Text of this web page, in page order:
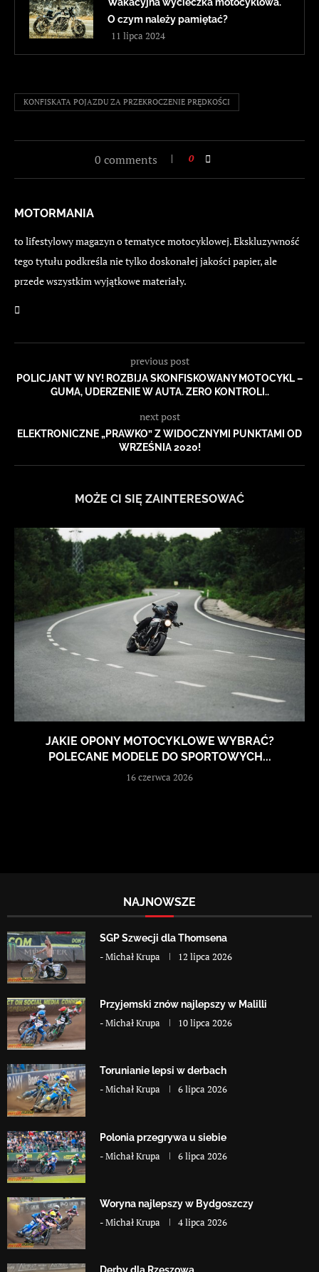
O czym należy pamiętać?
11 lipca 2024
KONFISKATA POJAZDU ZA PRZEKROCZENIE PRĘDKOŚCI
0 comments 0
MOTORMANIA
to lifestylowy magazyn o tematyce motocyklowej. Ekskluzywność
tego tytułu podkreśla nie tylko doskonałej jakości papier, ale
przede wszystkim wyjątkowe materiały.
previous post
POLICJANT W NY! ROZBIJA SKONFISKOWANY MOTOCYKL –
GUMA, UDERZENIE W AUTA. ZERO KONTROLI..
next post
ELEKTRONICZNE „PRAWKO” Z WIDOCZNYMI PUNKTAMI OD
WRZEŚNIA 2020!
MOŻE CI SIĘ ZAINTERESOWAĆ
JAKIE OPONY MOTOCYKLOWE WYBRAĆ?
POLECANE MODELE DO SPORTOWYCH...
16 czerwca 2026
NAJNOWSZE
SGP Szwecji dla Thomsena
-Michał Krupa 12 lipca 2026
Przyjemski znów najlepszy w Malilli
-Michał Krupa 10 lipca 2026
Torunianie lepsi w derbach
-Michał Krupa 6 lipca 2026
Polonia przegrywa u siebie
-Michał Krupa 6 lipca 2026
Woryna najlepszy w Bydgoszczy
-Michał Krupa 4 lipca 2026